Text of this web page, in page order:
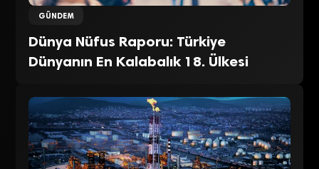
GÜNDEM
Dünya Nüfus Raporu: Türkiye
Dünyanın En Kalabalık 18. Ülkesi